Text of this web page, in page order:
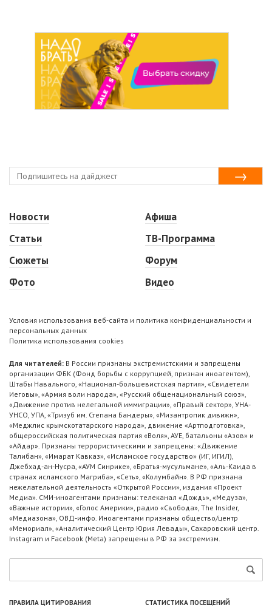
Новости
Статьи
Сюжеты
Фото
Афиша
ТВ-Программа
Форум
Видео
Условия использования веб-сайта и политика конфиденциальности и
персональных данных
Политика использования cookies
Для читателей: В России признаны экстремистскими и запрещены
организации ФБК (Фонд борьбы с коррупцией, признан иноагентом),
Штабы Навального, «Национал-большевистская партия», «Свидетели
Иеговы», «Армия воли народа», «Русский общенациональный союз»,
«Движение против нелегальной иммиграции», «Правый сектор», УНА-
УНСО, УПА, «Тризуб им. Степана Бандеры», «Мизантропик дивижн»,
«Меджлис крымскотатарского народа», движение «Артподготовка»,
общероссийская политическая партия «Воля», АУЕ, батальоны «Азов» и
«Айдар». Признаны террористическими и запрещены: «Движение
Талибан», «Имарат Кавказ», «Исламское государство» (ИГ, ИГИЛ),
Джебхад-ан-Нусра, «АУМ Синрике», «Братья-мусульмане», «Аль-Каида в
странах исламского Магриба», «Сеть», «Колумбайн». В РФ признана
нежелательной деятельность «Открытой России», издания «Проект
Медиа». СМИ-иноагентами признаны: телеканал «Дождь», «Медуза»,
«Важные истории», «Голос Америки», радио «Свобода», The Insider,
«Медиазона», ОВД-инфо. Иноагентами признаны общество/центр
«Мемориал», «Аналитический Центр Юрия Левады», Сахаровский центр.
Instagram и Facebook (Metа) запрещены в РФ за экстремизм.
ПРАВИЛА ЦИТИРОВАНИЯ СТАТИСТИКА ПОСЕЩЕНИЙ